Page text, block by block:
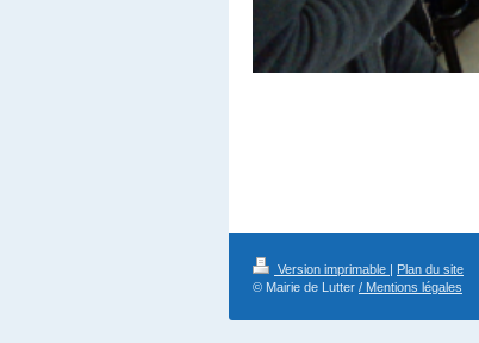
Version imprimable | Plan du site
© Mairie de Lutter / Mentions légales